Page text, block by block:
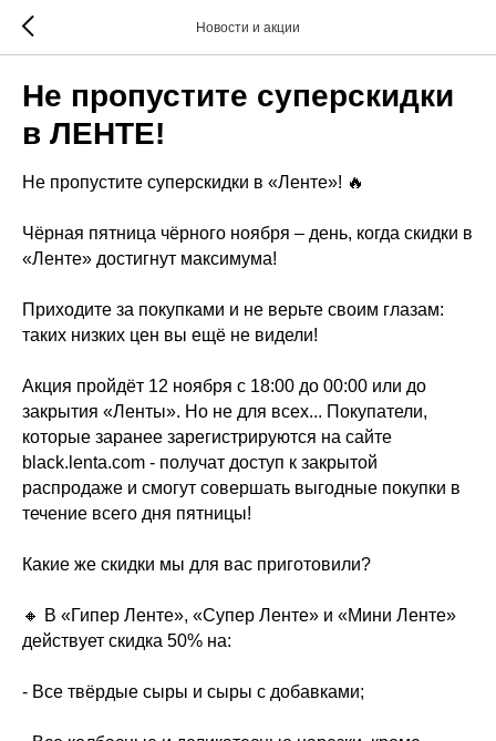
Новости и акции
Не пропустите суперскидки
в ЛЕНТЕ!
Не пропустите суперскидки в «Ленте»! 🔥
Чёрная пятница чёрного ноября – день, когда скидки в
«Ленте» достигнут максимума!
Приходите за покупками и не верьте своим глазам:
таких низких цен вы ещё не видели!
Акция пройдёт 12 ноября с 18:00 до 00:00 или до
закрытия «Ленты». Но не для всех... Покупатели,
которые заранее зарегистрируются на сайте
black.lenta.com - получат доступ к закрытой
распродаже и смогут совершать выгодные покупки в
течение всего дня пятницы!
Какие же скидки мы для вас приготовили?
🔸 В «Гипер Ленте», «Супер Ленте» и «Мини Ленте»
действует скидка 50% на:
- Все твёрдые сыры и сыры с добавками;